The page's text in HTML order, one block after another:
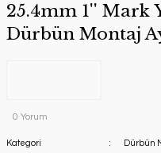
25.4mm 1'' Mark
Dürbün Montaj
0 Yorum
Kategori
Dürbün